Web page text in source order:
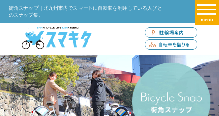
街角スナップ｜北九州市内でスマートに自転車を利用している人びと
のスナップ集。
menu